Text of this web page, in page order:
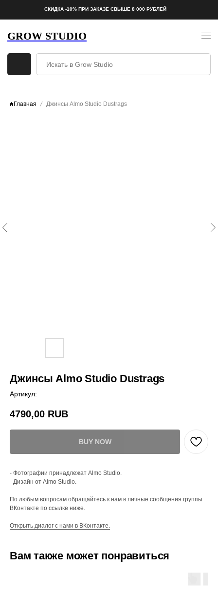
СКИДКА -10% ПРИ ЗАКАЗЕ СВЫШЕ 8 000 РУБЛЕЙ
GROW STUDIO
Главная Джинсы Almo Studio Dustrags
Джинсы Almo Studio Dustrags
Артикул:
4790,00 RUB
BUY NOW
- Фотографии принадлежат Almo Studio.
- Дизайн от Almo Studio.
По любым вопросам обращайтесь к нам в личные сообщения группы
ВКонтакте по ссылке ниже.
Открыть диалог с нами в ВКонтакте.
Вам также может понравиться